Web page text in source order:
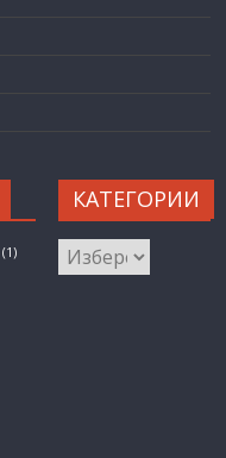
(1)
КАТЕГОРИИ
КАТЕГОРИИ